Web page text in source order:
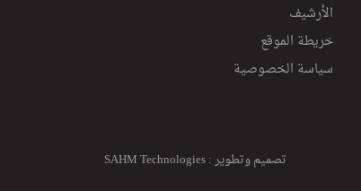
الأرشيف
خريطة الموقع
سياسة الخصوصية
تصميم وتطوير :SAHM Technologies